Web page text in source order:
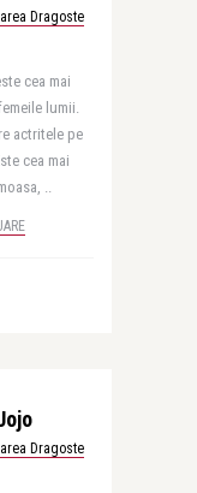
Dragoste
cea mai
lumii.
actritele pe
cea mai
..
Dragoste